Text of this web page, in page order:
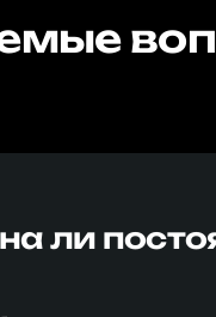
ли